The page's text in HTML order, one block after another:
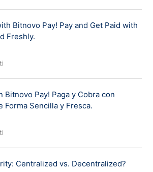
Bitnovo Pay! Pay and Get Paid with
Freshly.
Bitnovo Pay! Paga y Cobra con
Forma Sencilla y Fresca.
Centralized vs. Decentralized?